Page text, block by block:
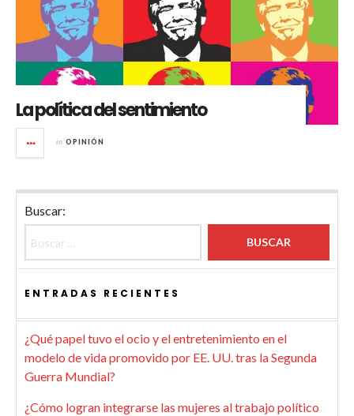
La política del sentimiento
in OPINIÓN
Buscar:
ENTRADAS RECIENTES
¿Qué papel tuvo el ocio y el entretenimiento en el
modelo de vida promovido por EE. UU. tras la Segunda
Guerra Mundial?
¿Cómo logran integrarse las mujeres al trabajo político